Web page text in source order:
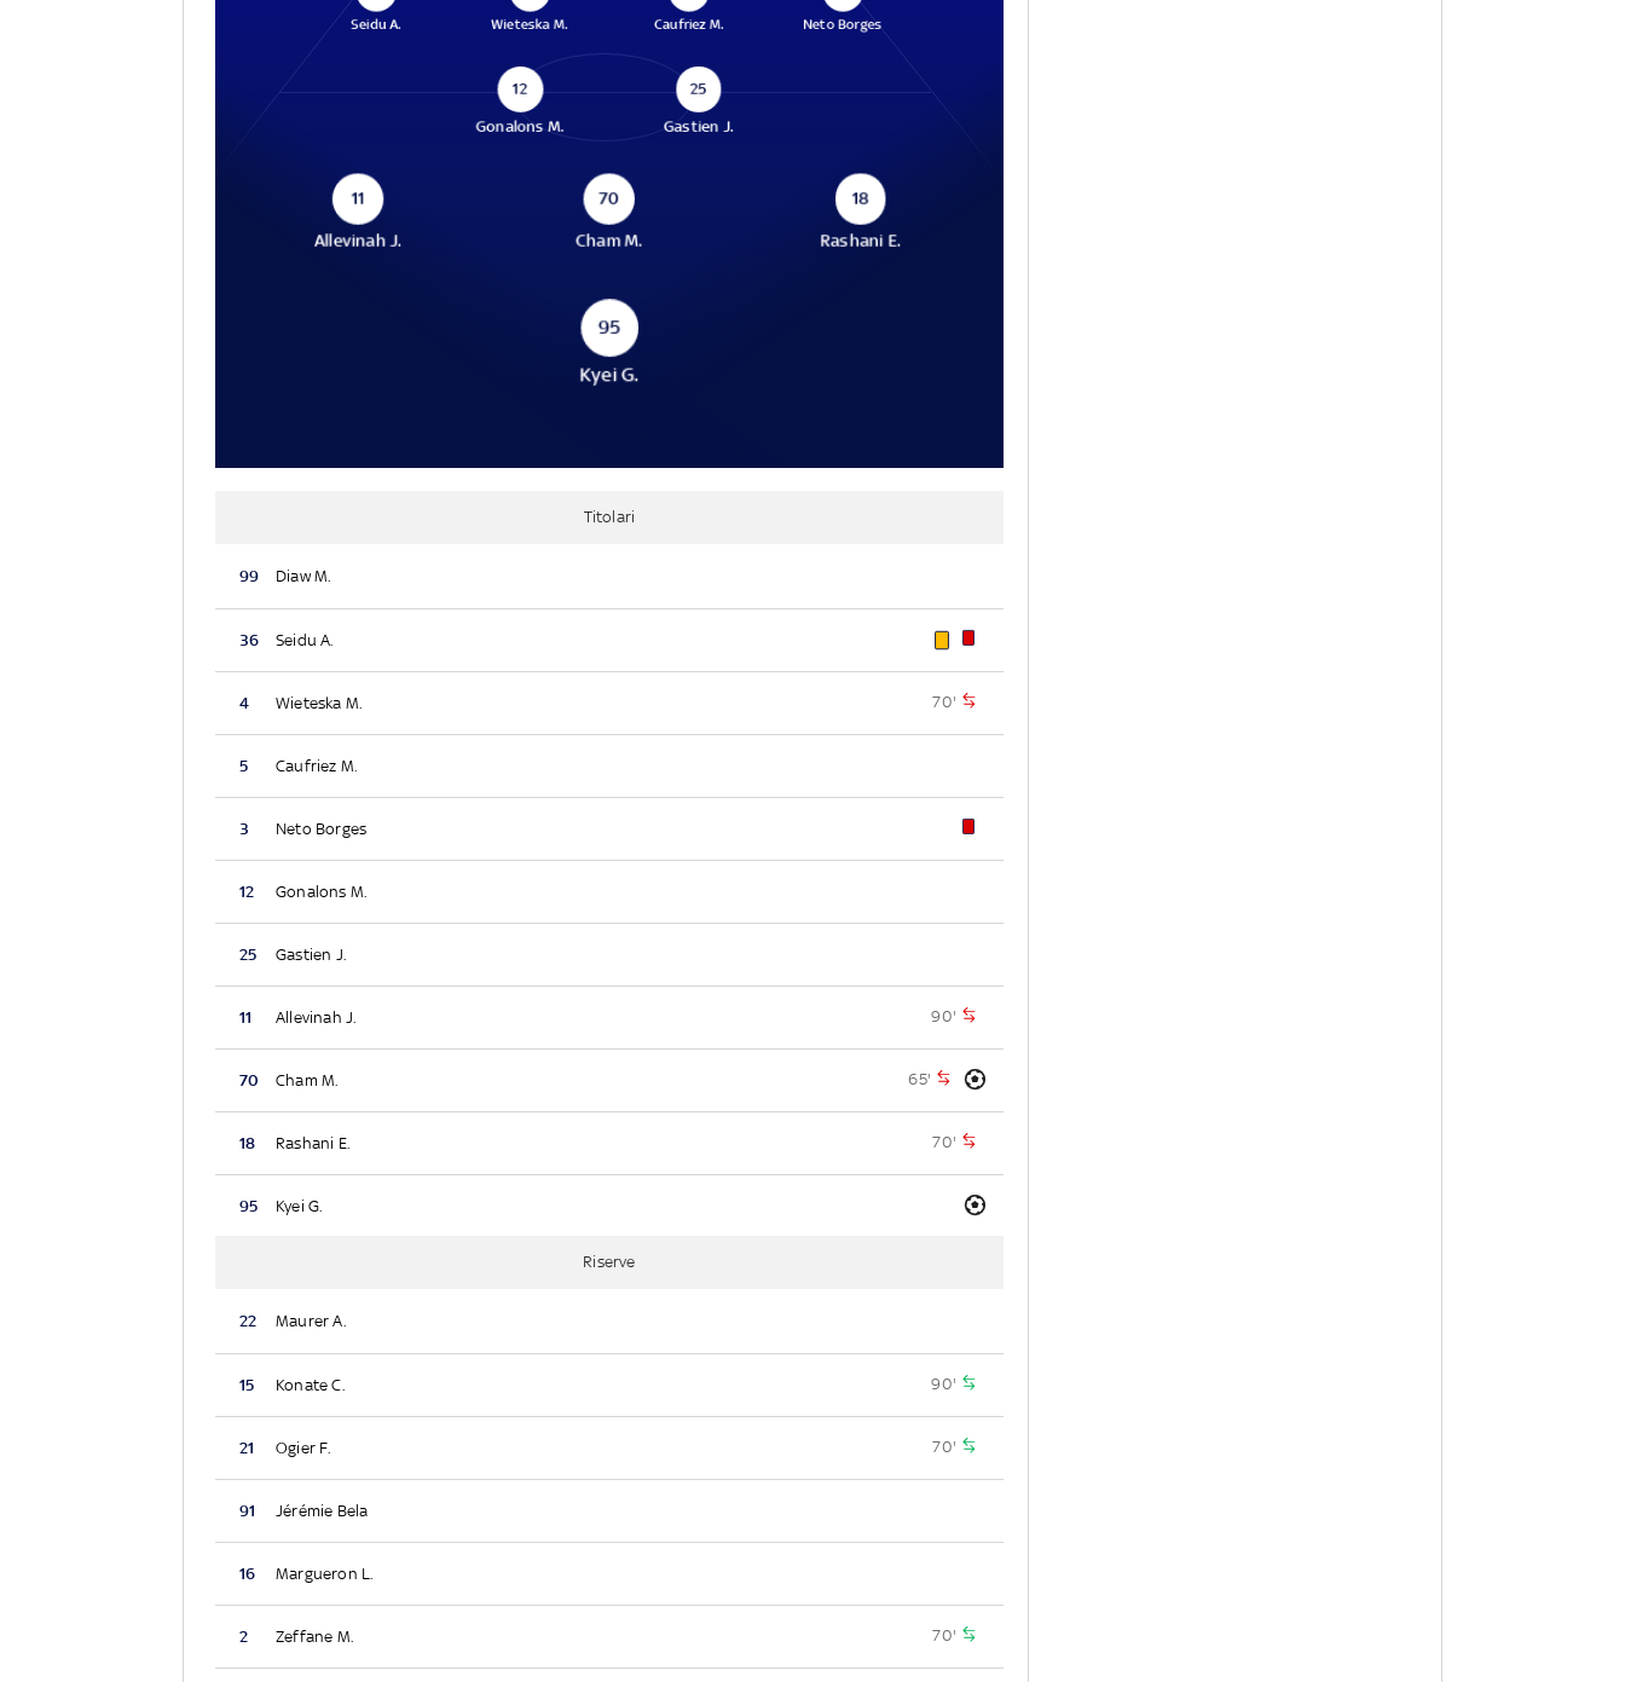
Seidu A. Wieteska M. Caufriez M. Neto Borges
12
Gonalons M.
25
Gastien J.
11
Allevinah J.
70
Cham M.
18
Rashani E.
95
Kyei G.
Titolari
99 Diaw M.
36 Seidu A.
4 Wieteska M. 70'
5 Caufriez M.
3 Neto Borges
12 Gonalons M.
25 Gastien J.
11 Allevinah J. 90'
70 Cham M. 65'
18 Rashani E. 70'
95 Kyei G.
Riserve
22 Maurer A.
15 Konate C. 90'
21 Ogier F. 70'
91 Jérémie Bela
16 Margueron L.
2 Zeffane M. 70'